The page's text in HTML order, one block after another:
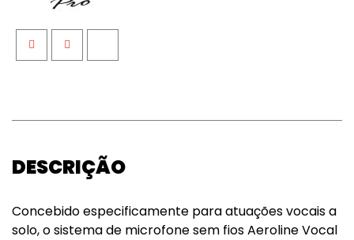
FacebookTwitterGoogle+
DESCRIÇÃO
Concebido especificamente para atuações vocais a
solo, o sistema de microfone sem fios Aeroline Vocal